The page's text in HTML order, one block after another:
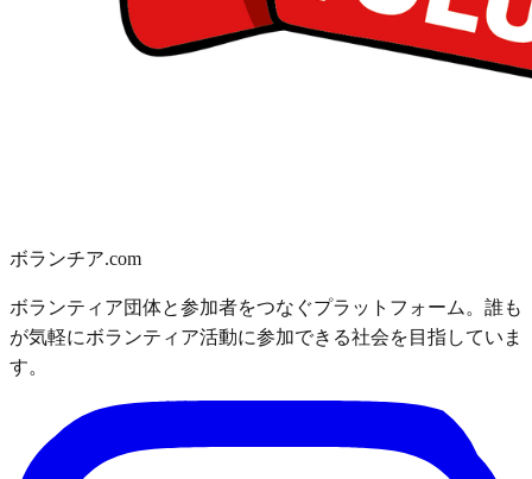
ボランチア.com
ボランティア団体と参加者をつなぐプラットフォーム。誰も
が気軽にボランティア活動に参加できる社会を目指していま
す。